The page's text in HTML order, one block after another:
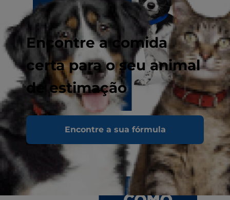
Encontre a comida
certa para o seu animal
de estimação
Encontre a sua fórmula